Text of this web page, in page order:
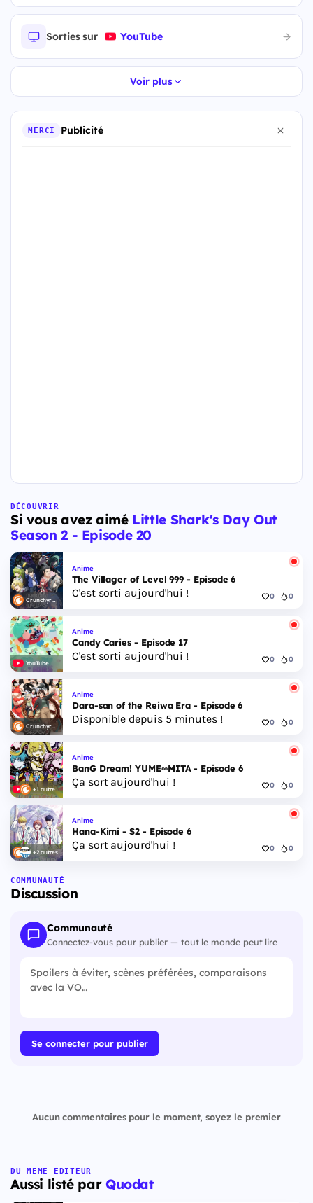
Sorties sur YouTube
Voir plus
MERCI Publicité
DÉCOUVRIR
Si vous avez aimé Little Shark's Day Out
Season 2 - Episode 20
Crunchyroll
Anime
The Villager of Level 999 - Episode 6
C'est sorti aujourd'hui ! 0 0
YouTube
Anime
Candy Caries - Episode 17
C'est sorti aujourd'hui ! 0 0
Crunchyroll
Anime
Dara-san of the Reiwa Era - Episode 6
Disponible depuis 5 minutes ! 0 0
+1 autre
Anime
BanG Dream! YUME∞MITA - Episode 6
Ça sort aujourd'hui ! 0 0
+2 autres
Anime
Hana-Kimi - S2 - Episode 6
Ça sort aujourd'hui ! 0 0
COMMUNAUTÉ
Discussion
Communauté
Connectez-vous pour publier — tout le monde peut lire
Se connecter pour publier
Aucun commentaires pour le moment, soyez le premier
DU MÊME ÉDITEUR
Aussi listé par Quodat